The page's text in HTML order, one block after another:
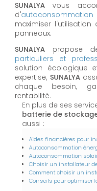
SUNALYA vous
d'
maximiser
panneaux.
SUNALYA propose
particuliers et
solution écologique
expertise, SUNALYA
chaque besoin,
rentabilité.
En plus de ses
batterie de stockage,
aussi :
Aides financières pour
Autoconsommation
Autoconsommation
Choisir un installateur
Comment choisir un
Conseils pour optimiser